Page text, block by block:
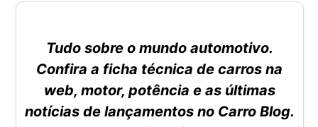
Tudo sobre o mundo automotivo.
Confira a ficha técnica de carros na
web, motor, potência e as últimas
notícias de lançamentos no Carro Blog.